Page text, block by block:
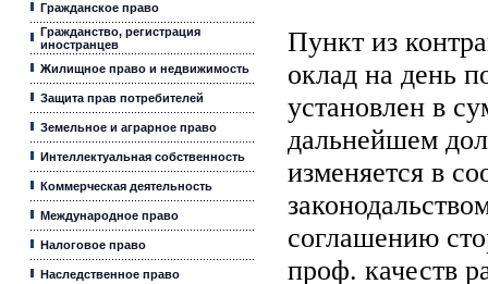
Гражданское право
Гражданство, регистрация
иностранцев
Жилищное право и недвижимость
Защита прав потребителей
Земельное и аграрное право
Интеллектуальная собственность
Коммерческая деятельность
Международное право
Налоговое право
Наследственное право
Пункт из
оклад на день
установлен в
дальнейшем
изменяется в
соглашению
проф. качеств